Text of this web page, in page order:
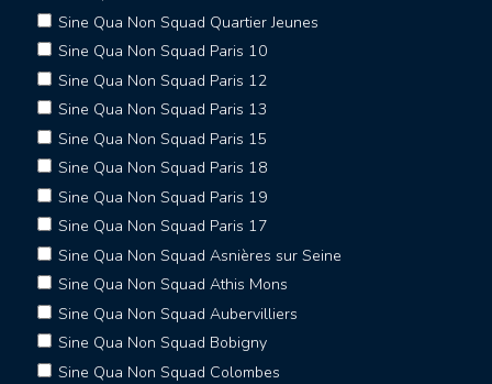
Sine Qua Non Squad Quartier Jeunes
Sine Qua Non Squad Paris 10
Sine Qua Non Squad Paris 12
Sine Qua Non Squad Paris 13
Sine Qua Non Squad Paris 15
Sine Qua Non Squad Paris 18
Sine Qua Non Squad Paris 19
Sine Qua Non Squad Paris 17
Sine Qua Non Squad Asnières sur Seine
Sine Qua Non Squad Athis Mons
Sine Qua Non Squad Aubervilliers
Sine Qua Non Squad Bobigny
Sine Qua Non Squad Colombes